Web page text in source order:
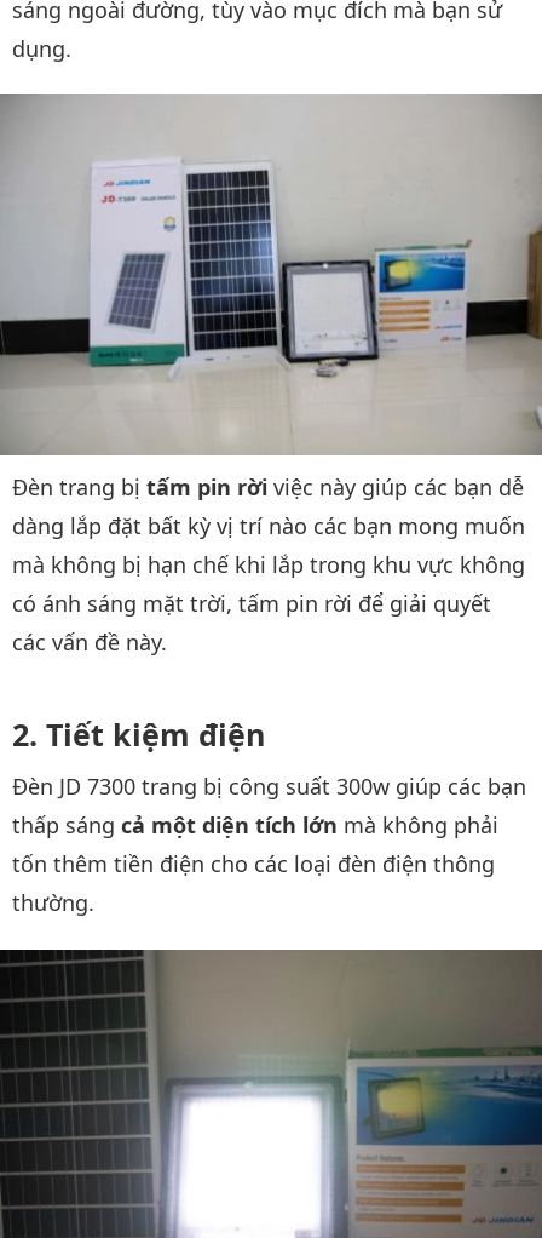
sáng ngoài đường, tùy vào mục đích mà bạn sử
dụng.
Đèn trang bị tấm pin rời việc này giúp các bạn dễ
dàng lắp đặt bất kỳ vị trí nào các bạn mong muốn
mà không bị hạn chế khi lắp trong khu vực không
có ánh sáng mặt trời, tấm pin rời để giải quyết
các vấn đề này.
Tiết kiệm điện
Đèn JD 7300 trang bị công suất 300w giúp các bạn
thấp sáng cả một diện tích lớn mà không phải
tốn thêm tiền điện cho các loại đèn điện thông
thường.